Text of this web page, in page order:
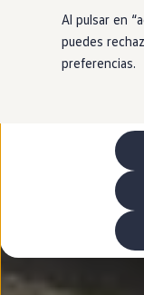
Beneficios
Al pulsar en
puedes
preferencias.